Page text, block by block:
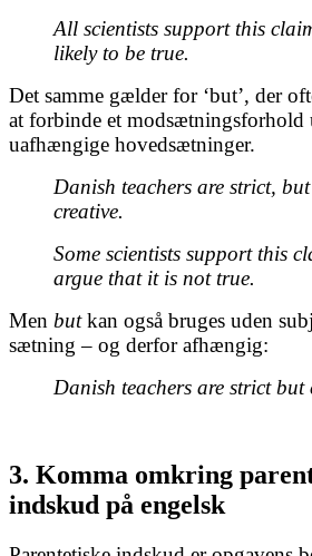
All scientists support this
likely to be true.
Det samme gælder for ‘but’, der
at forbinde et
uafhængige hovedsætninger.
Danish teachers are strict,
creative.
Some scientists support this
argue that it is not true.
Men butkan også bruges uden
sætning – og derfor afhængig:
Danish teachers are strict but
3. Komma omkring
indskud på engelsk